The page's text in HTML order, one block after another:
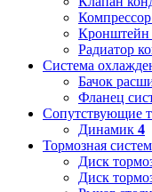
Кронштейн
Радиатор
Система
Бачок
Фланец
Сопутствующие
Динамик 4
Тормозная
Диск
Диск